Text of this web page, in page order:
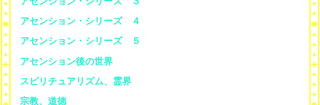
アセンション・シリーズ ４
アセンション・シリーズ ５
アセンション後の世界
スピリチュアリズム、霊界
宗教、道徳